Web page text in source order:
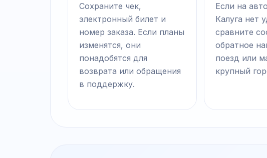
Сохраните чек,
электронный билет и
номер заказа. Если планы
изменятся, они
понадобятся для
возврата или обращения
в поддержку.
Если на
Калуга нет
сравните
обратное
поезд или
крупный